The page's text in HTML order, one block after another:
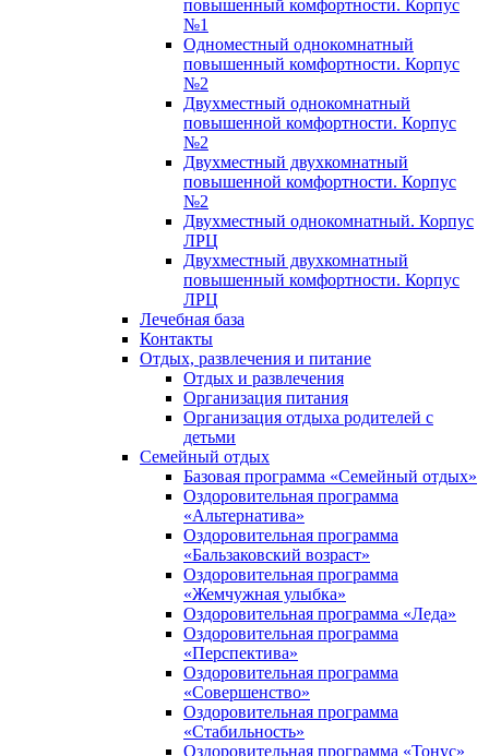
повышенный комфортности. Корпус
№1
Одноместный однокомнатный
повышенный комфортности. Корпус
№2
Двухместный однокомнатный
повышенной комфортности. Корпус
№2
Двухместный двухкомнатный
повышенной комфортности. Корпус
№2
Двухместный однокомнатный. Корпус
ЛРЦ
Двухместный двухкомнатный
повышенный комфортности. Корпус
ЛРЦ
Лечебная база
Контакты
Отдых, развлечения и питание
Отдых и развлечения
Организация питания
Организация отдыха родителей с
детьми
Семейный отдых
Базовая программа «Семейный отдых»
Оздоровительная программа
«Альтернатива»
Оздоровительная программа
«Бальзаковский возраст»
Оздоровительная программа
«Жемчужная улыбка»
Оздоровительная программа «Леда»
Оздоровительная программа
«Перспектива»
Оздоровительная программа
«Совершенство»
Оздоровительная программа
«Стабильность»
Оздоровительная программа «Тонус»